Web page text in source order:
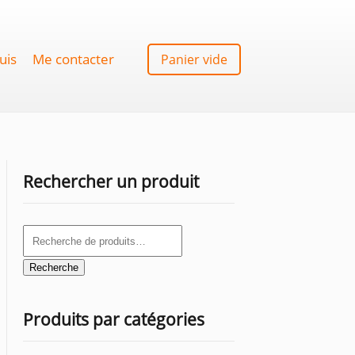
Panier vide
Me contacter
Rechercher un produit
Recherche
pour :
Recherche
Produits par catégories